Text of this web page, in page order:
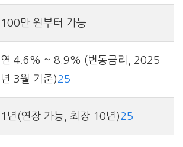
100만 원부터 가능
연 4.6% ~ 8.9% (변동금리, 2025
년 3월 기준)25
1년(연장 가능, 최장 10년)25